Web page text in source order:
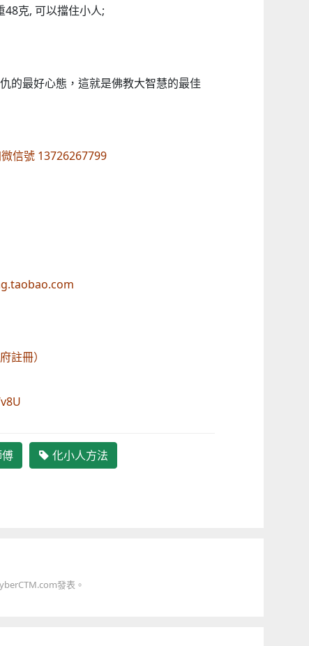
48克, 可以擋住小人;
的最好心態，這就是佛教大智慧的最佳
歡迎聯絡：
或加微信號 13726267799
66618785
進(澳門風水師)
（澳門政府註冊）
化小人方法
發表。